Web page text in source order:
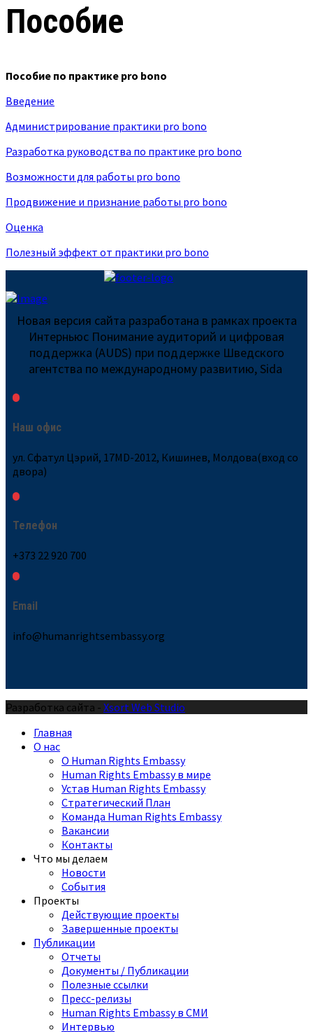
Пособие
Пособие по практике pro bono
Введение
Администрирование практики pro bono
Разработка руководства по практике pro bono
Возможности для работы pro bono
Продвижение и признание работы pro bono
Оценка
Полезный эффект от практики pro bono
Новая версия сайта разработана в рамках проекта
Интерньюс Понимание аудиторий и цифровая
поддержка (AUDS) при поддержке Шведского
агентства по международному развитию, Sida
Наш офис
ул. Сфатул Цэрий, 17MD-2012, Кишинев, Молдова(вход со
двора)
Телефон
+373 22 920 700
Email
info@humanrightsembassy.org
Разработка сайта - Xsort Web Studio
Главная
О нас
О Human Rights Embassy
Human Rights Embassy в мире
Устав Human Rights Embassy
Стратегический План
Команда Human Rights Embassy
Вакансии
Контакты
Что мы делаем
Новости
События
Проекты
Действующие проекты
Завершенные проекты
Публикации
Отчеты
Документы / Публикации
Полезные ссылки
Пресс-релизы
Human Rights Embassy в СМИ
Интервью